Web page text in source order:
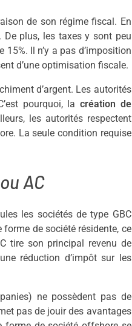
de son régime fiscal. En
De plus, les taxes y sont peu
Il n’y a pas d’imposition
d’une optimisation fiscale.
d’argent. Les autorités
pourquoi, la création de
les autorités respectent
La seule condition requise
AC
les sociétés de type GBC
de société résidente, ce
tire son principal revenu de
réduction d’impôt sur les
ne possèdent pas de
pas de jouir des avantages